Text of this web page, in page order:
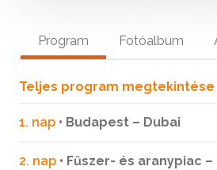
Program Fotóalbum
Teljes program megtekintése
1. nap • Budapest – Dubai
2. nap • Fűszer- és aranypiac